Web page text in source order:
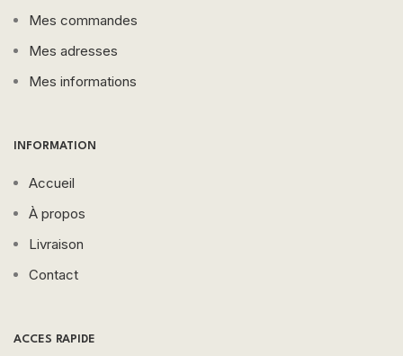
Mes commandes
Mes adresses
Mes informations
INFORMATION
Accueil
À propos
Livraison
Contact
ACCES RAPIDE